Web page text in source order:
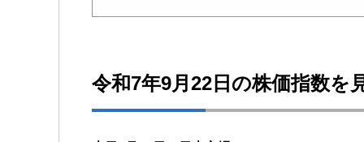
令和7年9月22日の株価指数を